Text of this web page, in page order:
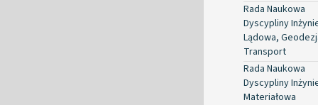
Rada Naukowa
Dyscypliny
Lądowa,
Transport
Rada Naukowa
Dyscypliny
Materiałowa